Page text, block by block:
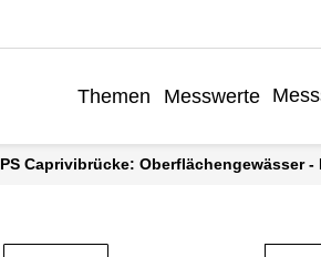
Themen Messwerte
MPS Caprivibrücke: